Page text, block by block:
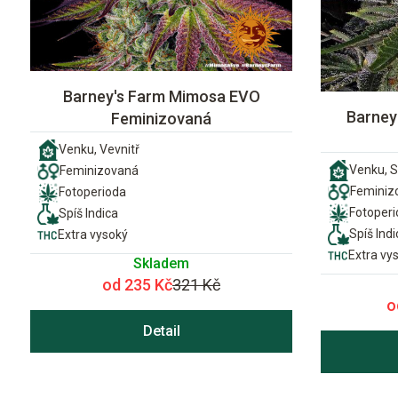
Barney's Farm Mimosa EVO
Feminizovaná
Venku, Vevnitř
Feminizovaná
Fotoperioda
Spíš Indica
Extra vysoký
Skladem
od 235 Kč321 Kč
Detail
Venku,
Spíš
Extra